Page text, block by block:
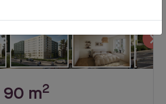
90 m2